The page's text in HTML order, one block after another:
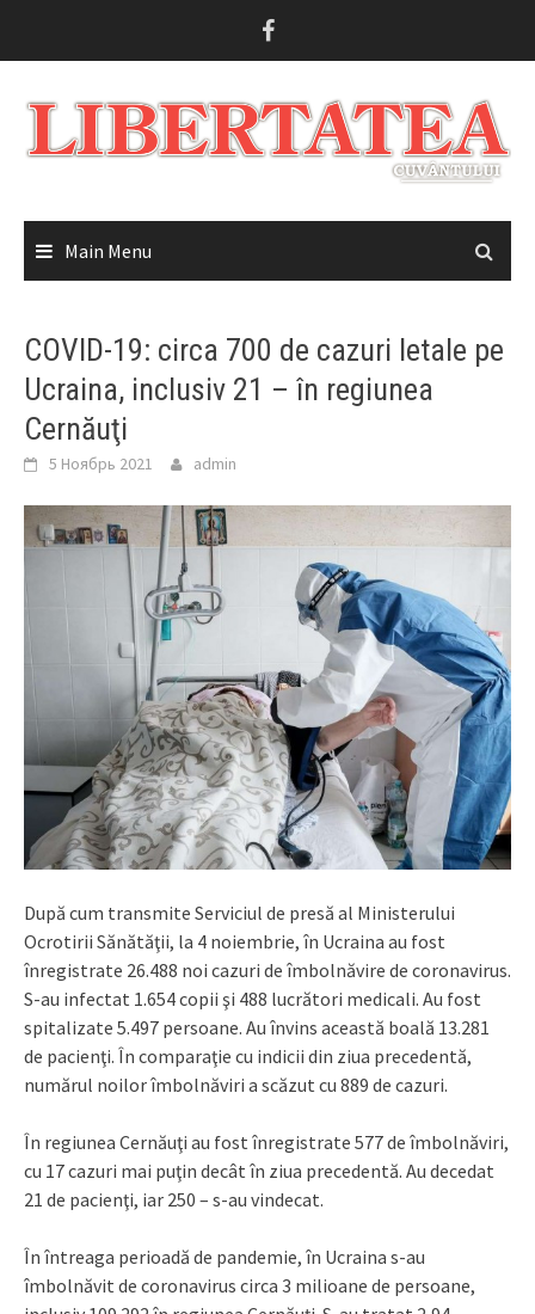
Main Menu
COVID-19: circa 700 de cazuri letale pe
Ucraina, inclusiv 21 – în regiunea
Cernăuţi
5 Ноябрь 2021 admin
După cum transmite Serviciul de presă al Ministerului
Ocrotirii Sănătăţii, la 4 noiembrie, în Ucraina au fost
înregistrate 26.488 noi cazuri de îmbolnăvire de coronavirus.
S-au infectat 1.654 copii şi 488 lucrători medicali. Au fost
spitalizate 5.497 persoane. Au învins această boală 13.281
de pacienţi. În comparaţie cu indicii din ziua precedentă,
numărul noilor îmbolnăviri a scăzut cu 889 de cazuri.
În regiunea Cernăuţi au fost înregistrate 577 de îmbolnăviri,
cu 17 cazuri mai puţin decât în ziua precedentă. Au decedat
21 de pacienţi, iar 250 – s-au vindecat.
În întreaga perioadă de pandemie, în Ucraina s-au
îmbolnăvit de coronavirus circa 3 milioane de persoane,